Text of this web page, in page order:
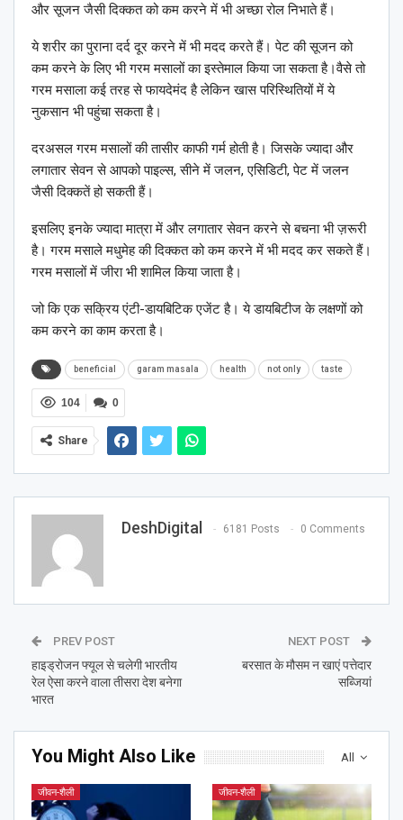
और सूजन जैसी दिक्कत को कम करने में भी अच्छा रोल निभाते हैं।
ये शरीर का पुराना दर्द दूर करने में भी मदद करते हैं। पेट की सूजन को
कम करने के लिए भी गरम मसालों का इस्तेमाल किया जा सकता है।वैसे तो
गरम मसाला कई तरह से फायदेमंद है लेकिन खास परिस्थितियों में ये
नुकसान भी पहुंचा सकता है।
दरअसल गरम मसालों की तासीर काफी गर्म होती है। जिसके ज्यादा और
लगातार सेवन से आपको पाइल्स, सीने में जलन, एसिडिटी, पेट में जलन
जैसी दिक्कतें हो सकती हैं।
इसलिए इनके ज्यादा मात्रा में और लगातार सेवन करने से बचना भी ज़रूरी
है। गरम मसाले मधुमेह की दिक्कत को कम करने में भी मदद कर सकते हैं।
गरम मसालों में जीरा भी शामिल किया जाता है।
जो कि एक सक्रिय एंटी-डायबिटिक एजेंट है। ये डायबिटीज के लक्षणों को
कम करने का काम करता है।
beneficial garam masala health not only taste
0
104
Share
DeshDigital 6181 Posts 0 Comments
PREV POST
हाइड्रोजन फ्यूल से चलेगी भारतीय
रेल ऐसा करने वाला तीसरा देश बनेगा
भारत
NEXT POST
बरसात के मौसम न खाएं पत्तेदार
सब्जियां
All
You Might Also Like
जीवन-शैली जीवन-शैली